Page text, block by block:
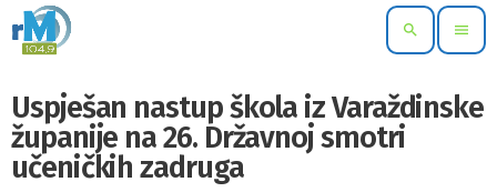
search menu
Uspješan nastup škola iz Varaždinske
županije na 26. Državnoj smotri
učeničkih zadruga